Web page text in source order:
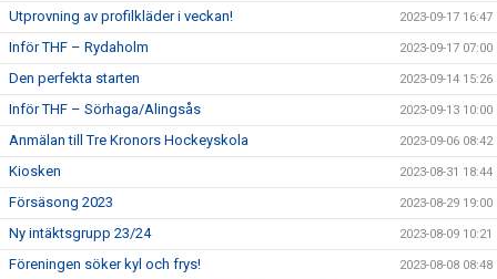
Utprovning av profilkläder i veckan! 2023-09-17 16:47
Inför THF – Rydaholm 2023-09-17 07:00
Den perfekta starten 2023-09-14 15:26
Inför THF – Sörhaga/Alingsås 2023-09-13 10:00
Anmälan till Tre Kronors Hockeyskola 2023-09-06 08:42
Kiosken 2023-08-31 18:44
Försäsong 2023 2023-08-29 19:00
Ny intäktsgrupp 23/24 2023-08-09 10:21
Föreningen söker kyl och frys! 2023-08-08 08:48